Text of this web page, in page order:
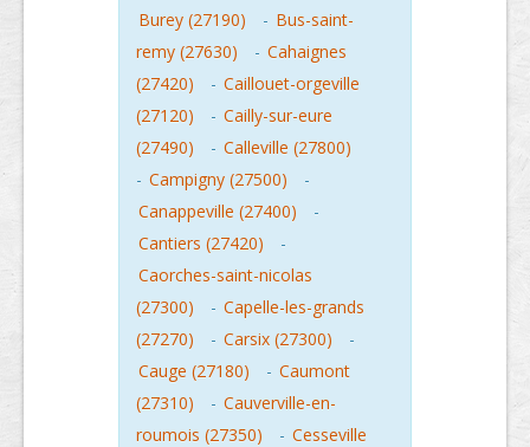
Burey (27190)
- Bus-saint-
remy (27630)
- Cahaignes
(27420)
- Caillouet-orgeville
(27120)
- Cailly-sur-eure
(27490)
- Calleville (27800)
- Campigny (27500)
-
Canappeville (27400)
-
Cantiers (27420)
-
Caorches-saint-nicolas
(27300)
- Capelle-les-grands
(27270)
- Carsix (27300)
-
Cauge (27180)
- Caumont
(27310)
- Cauverville-en-
roumois (27350)
- Cesseville